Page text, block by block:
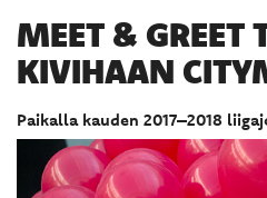
MEET & GREET
KIVIHAAN
Paikalla kauden 2017–2018